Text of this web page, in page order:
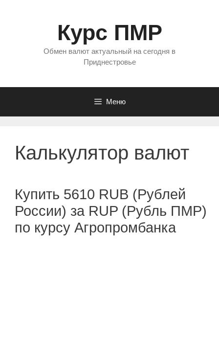
Курс ПМР
Обмен валют актуальный на сегодня в
Приднестровье
Меню
Калькулятор валют
Купить 5610 RUB (Рублей
России) за RUP (Рубль ПМР)
по курсу Агропромбанка